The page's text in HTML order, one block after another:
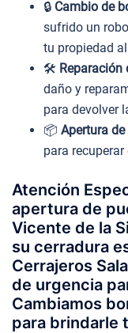
🔒 Cambio de
sufrido un
tu propiedad
🛠️ Reparación
daño y
para devolver
📦 Apertura
para
Atención
apertura de
Vicente de la
su cerradura
Cerrajeros
de urgencia
Cambiamos
para brindarle